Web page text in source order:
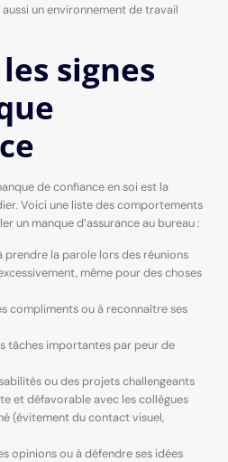
un environnement de travail
signes
de confiance en soi est la
Voici une liste des comportements
un manque d’assurance au bureau :
la parole lors des réunions
même pour des choses
compliments ou à reconnaître ses
tâches importantes par peur de
ou des projets challengeants
et défavorable avec les collègues
(évitement du contact visuel,
opinions ou à défendre ses idées